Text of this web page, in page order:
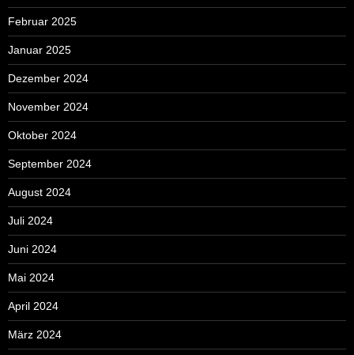
Februar 2025
Januar 2025
Dezember 2024
November 2024
Oktober 2024
September 2024
August 2024
Juli 2024
Juni 2024
Mai 2024
April 2024
März 2024